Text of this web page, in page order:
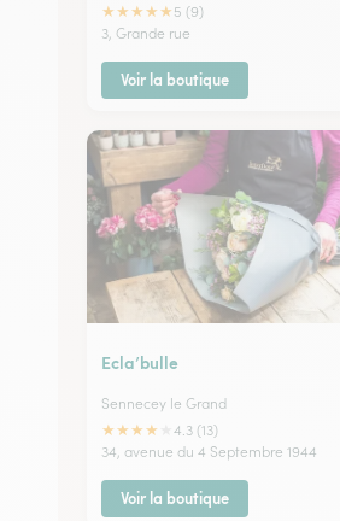
★★★★★ 5 (9)
3, Grande rue
Voir la boutique
Ecla’bulle
Sennecey le Grand
★★★★
4.3 (13)
34, avenue du 4 Septembre 1944
Voir la boutique